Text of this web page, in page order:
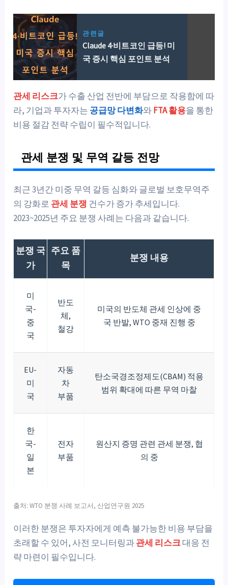
관련글
Claude 4·비트코인 급등! 미
국 증시 핵심 포인트 분석
관세 리스크가 수출 산업 전반에 부담으로 작용함에 따
라, 기업과 투자자는 공급망 다변화와FTA 활용을 통한
비용 절감 전략 수립이 필수적입니다.
관세 분쟁 및 무역 갈등 전망
최근 3년간 미중 무역 갈등 심화와 글로벌 보호무역주
의 강화로 관세 분쟁 건수가 증가 추세입니다.
2023~2025년 주요 분쟁 사례는 다음과 같습니다.
분쟁 국
가
주요 품
목
분쟁 내용
미
국-
중
국
반도
체,
철강
미국의 반도체 관세 인상에 중
국 반발, WTO 중재 진행 중
EU-
미
국
자동
차
부품
탄소국경조정제도(CBAM) 적용
범위 확대에 따른 무역 마찰
한
국-
일
본
전자
부품
원산지 증명 관련 관세 분쟁, 협
의 중
출처: WTO 분쟁 사례 보고서, 산업연구원 2025
이러한 분쟁은 투자자에게 예측 불가능한 비용 부담을
초래할 수 있어, 사전 모니터링과관세 리스크대응 전
략 마련이 필수입니다.